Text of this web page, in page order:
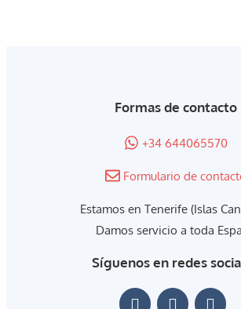
Formas de contacto
+34 644065570
Formulario de
Estamos en Tenerife (Islas
Damos servicio a toda
Síguenos en redes